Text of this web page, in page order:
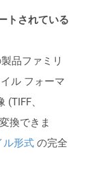
トされている
品ファミリ
ル フォーマ
(TIFF、
換できま
ル形式 の完全